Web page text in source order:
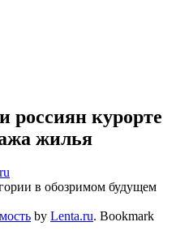
россиян курорте
жилья
в обозримом будущем
by Lenta.ru. Bookmark